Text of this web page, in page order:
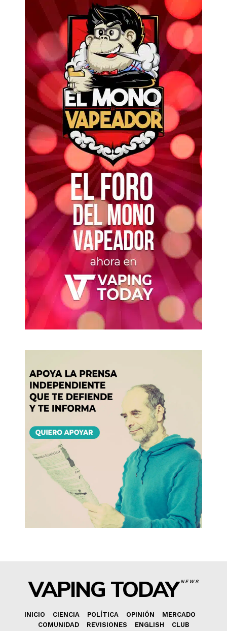
VAPING TODAYNEWS
INICIO CIENCIA POLÍTICA OPINIÓN
MERCADO
COMUNIDAD
REVISIONES ENGLISH CLUB